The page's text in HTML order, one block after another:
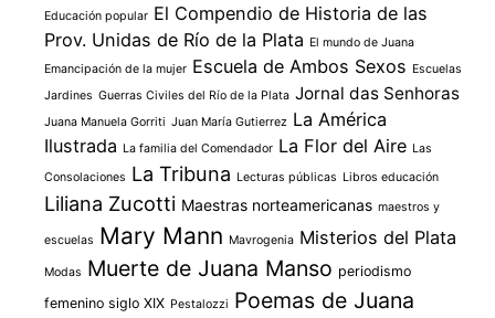
Educación popular El Compendio de Historia de las
Prov. Unidas de Río de la Plata El mundo de Juana
Emancipación de la mujer Escuela de Ambos Sexos Escuelas
Jardines Guerras Civiles del Río de la Plata Jornal das Senhoras
Juana Manuela Gorriti Juan María Gutierrez La América
Ilustrada La familia del Comendador La Flor del Aire Las
Consolaciones La Tribuna Lecturas públicas Libros educación
Liliana Zucotti Maestras norteamericanas maestros y
escuelas Mary Mann Mavrogenia Misterios del Plata
Modas Muerte de Juana Manso periodismo
femenino siglo XIX Pestalozzi Poemas de Juana